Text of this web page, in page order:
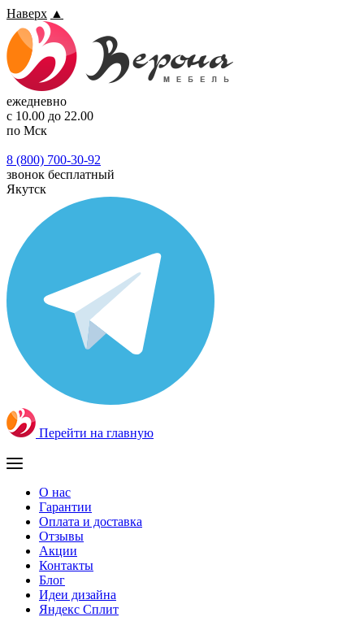
Наверх ▲
ежедневно
с 10.00 до 22.00
по Мск
8 (800) 700-30-92
звонок бесплатный
Якутск
Перейти на главную
О нас
Гарантии
Оплата и доставка
Отзывы
Акции
Контакты
Блог
Идеи дизайна
Яндекс Сплит